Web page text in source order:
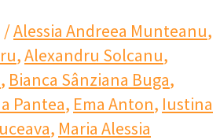
/Alessia Andreea Munteanu,
,Alexandru Solcanu,
, Bianca Sânziana Buga,
Pantea, Ema Anton, Iustina
, Maria Alessia